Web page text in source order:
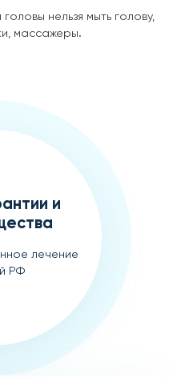
нельзя мыть голову,
массажеры.
и
лечение
РФ